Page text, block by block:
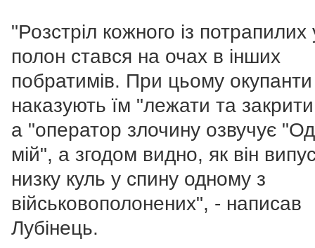
"Розстріл кожного із потрапилих
полон стався на очах в інших
побратимів. При цьому окупанти
наказують їм "лежати та
а "оператор злочину озвучує
мій", а згодом видно, як він
низку куль у спину одному з
військовополонених", - написав
Лубінець.